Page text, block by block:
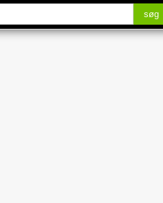
søg